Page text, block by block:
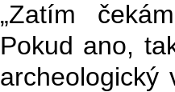
„Zatím
Pokud ano,
archeologický